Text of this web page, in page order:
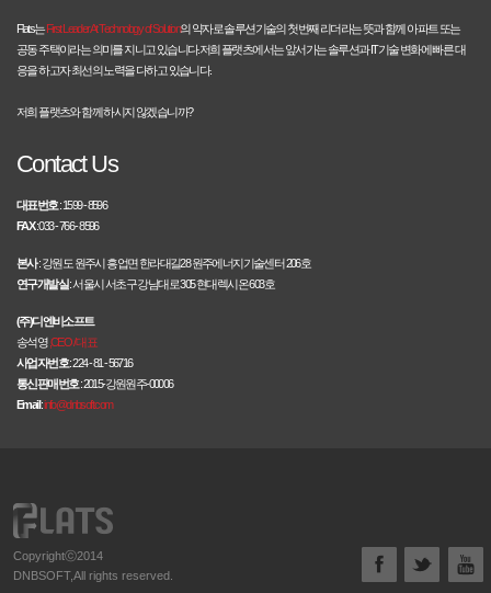
Flats는First Leader At Technology of Solution의 약자로 솔루션기술의 첫번째 리더라는 뜻과 함께 아파트 또는
공동 주택이라는 의미를 지니고 있습니다.저희 플랫츠에서는 앞서가는 솔루션과 IT기술 변화에 빠른 대
응을 하고자 최선의 노력을 다하고 있습니다.
저희 플랫츠와 함께 하시지 않겠습니까?
Contact Us
대표번호: 1599 - 8596
FAX: 033 - 766 - 8596
본사: 강원도 원주시 흥업면 한라대길28 원주에너지기술센터 206호
연구개발실: 서울시 서초구 강남대로 305 현대렉시온 603호
(주)디엔비소프트
송석영,CEO / 대표
사업자번호: 224 - 81 - 56716
통신판매번호: 2015-강원원주-00006
Email:info@dnbsoft.com
Copyrightⓒ2014
DNBSOFT,All rights reserved.